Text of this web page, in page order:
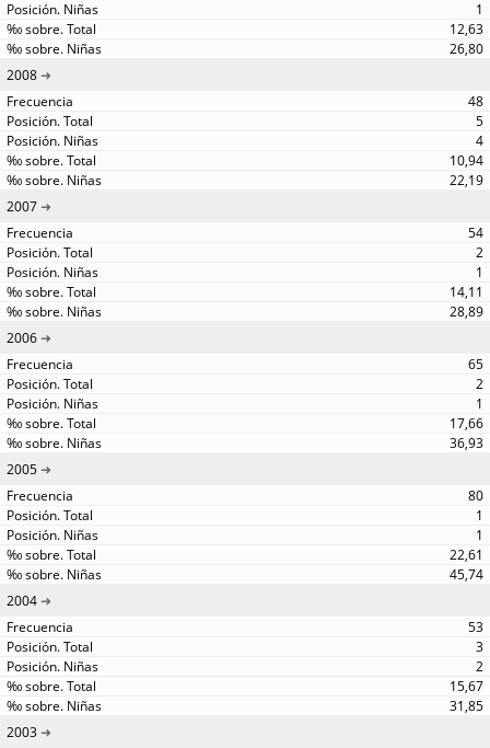
1
12,63
26,80
2008
48
5
4
10,94
22,19
2007
54
2
1
14,11
28,89
2006
65
2
1
17,66
36,93
2005
80
1
1
22,61
45,74
2004
53
3
2
15,67
31,85
2003